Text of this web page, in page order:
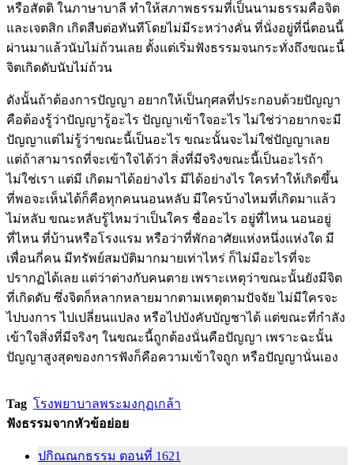
หรือสัตติ ในภาษาบาลี ทำให้สภาพธรรมที่เป็นนามธรรมคือจิต
และเจตสิก เกิดสืบต่อทันทีโดยไม่มีระหว่างคั่น ที่นั่งอยู่ที่นี่ตอนนี้
ผ่านมาแล้วนับไม่ถ้วนเลย ตั้งแต่เริ่มฟังธรรมจนกระทั่งถึงขณะนี้
จิตเกิดดับนับไม่ถ้วน
ดังนั้นถ้าต้องการปัญญา อยากให้เป็นกุศลที่ประกอบด้วยปัญญา
คือต้องรู้ว่าปัญญารู้อะไร ปัญญาเข้าใจอะไร ไม่ใช่ว่าอยากจะมี
ปัญญาแต่ไม่รู้ว่าขณะนี้เป็นอะไร ขณะนั้นจะไม่ใช่ปัญญาเลย
แต่ถ้าสามารถที่จะเข้าใจได้ว่า สิ่งที่มีจริงขณะนี้เป็นอะไรถ้า
ไม่ใช่เรา แต่มี เกิดมาได้อย่างไร มีได้อย่างไร ใครทำให้เกิดขึ้น
ที่พอจะเห็นได้ก็คือทุกคนนอนหลับ มีใครบ้างไหมที่เกิดมาแล้ว
ไม่หลับ ขณะหลับรู้ไหมว่าเป็นใคร ชื่ออะไร อยู่ที่ไหน นอนอยู่
ที่ไหน ที่บ้านหรือโรงแรม หรือว่าที่พักอาศัยแห่งหนึ่งแห่งใด มี
เพื่อนกี่คน มีทรัพย์สมบัติมากมายเท่าไหร่ ก็ไม่มีอะไรที่จะ
ปรากฏได้เลย แต่ว่าต่างกับคนตาย เพราะเหตุว่าขณะนั้นยังมีจิต
ที่เกิดดับ ซึ่งจิตก็หลากหลายมากตามเหตุตามปัจจัย ไม่มีใครจะ
ไปบงการ ไปเปลี่ยนแปลง หรือไปบังคับบัญชาได้ แต่ขณะที่กำลัง
เข้าใจสิ่งที่มีจริงๆ ในขณะนี้ถูกต้องนั่นคือปัญญา เพราะฉะนั้น
ปัญญาสูงสุดของการฟังก็คือความเข้าใจถูก หรือปัญญานั่นเอง
Tag โรงพยาบาลพระมงกุฏเกล้า
ฟังธรรมจากหัวข้อย่อย
ปกิณณกธรรม ตอนที่ 1621